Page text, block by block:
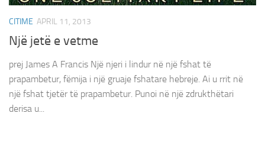
CITIME APRIL 11, 2013
Një jetë e vetme
prej James A Francis Një njeri i lindur në një fshat të
prapambetur, fëmija i një gruaje fshatare hebreje. Ai u rrit në
një fshat tjetër të prapambetur. Punoi në një zdrukthëtari
derisa u...